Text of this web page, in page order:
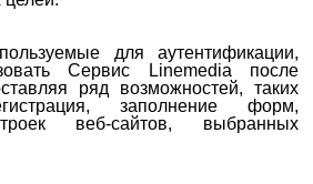
для аутентификации,
Сервис Linemedia после
ряд возможностей, таких
заполнение форм,
веб-сайтов, выбранных